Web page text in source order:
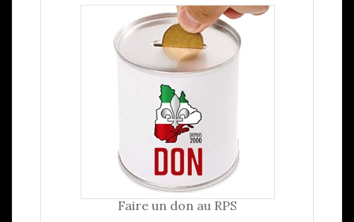
Faire un don au RPS